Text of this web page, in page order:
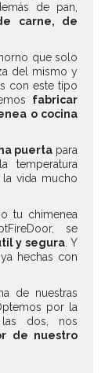
de pan,
carne, de
que solo
del mismo y
con este tipo
fabricar
o cocina
puertapara
temperatura
vida mucho
tu chimenea
, se
y segura. Y
hechas con
de nuestras
por la
dos, nos
de nuestro